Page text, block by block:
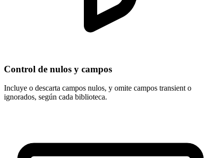
Control de nulos y campos
Incluye o descarta campos nulos, y omite campos transient o
ignorados, según cada biblioteca.